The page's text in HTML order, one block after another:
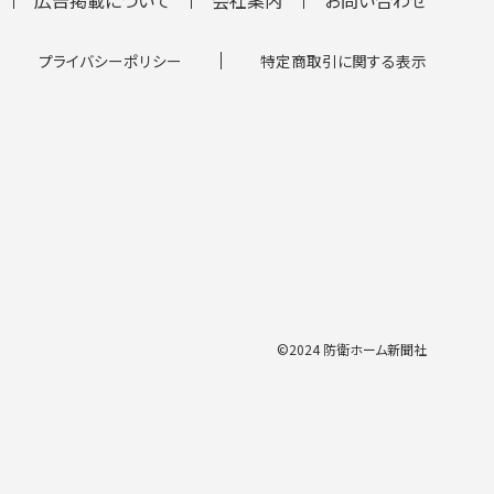
プライバシーポリシー 特定商取引に関する表示
©2024 防衛ホーム新聞社